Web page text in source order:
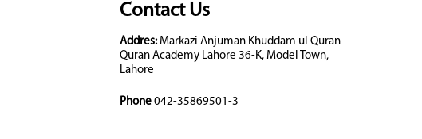
Contact Us
Addres:Markazi Anjuman Khuddam ul Quran
Quran Academy Lahore 36-K, Model Town,
Lahore
Phone 042-35869501-3